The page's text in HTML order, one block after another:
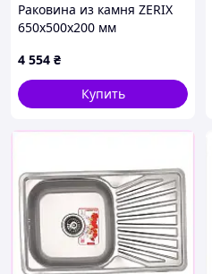
Раковина из камня ZERIX
650x500x200 мм
103E4455A
4 554 ₴
Купить